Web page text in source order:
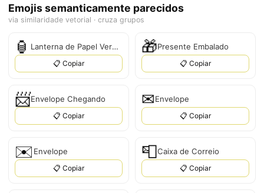
Emojis semanticamente parecidos
via similaridade vetorial · cruza grupos
🏮 Lanterna de Papel Vermelha
📋 Copiar
🎁Presente Embalado
📋 Copiar
📨Envelope Chegando
📋 Copiar
✉Envelope
📋 Copiar
✉️ Envelope
📋 Copiar
📮Caixa de Correio
📋 Copiar